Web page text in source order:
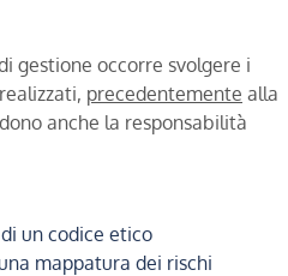
gestione occorre svolgere i
precedentemente alla
anche la responsabilità
un codice etico
mappatura dei rischi